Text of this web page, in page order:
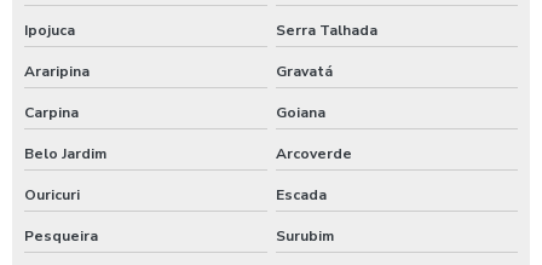
Ipojuca Serra Talhada
Araripina Gravatá
Carpina Goiana
Belo Jardim Arcoverde
Ouricuri Escada
Pesqueira Surubim